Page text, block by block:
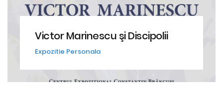
Victor Marinescu şi Discipolii
Expozitie Personala